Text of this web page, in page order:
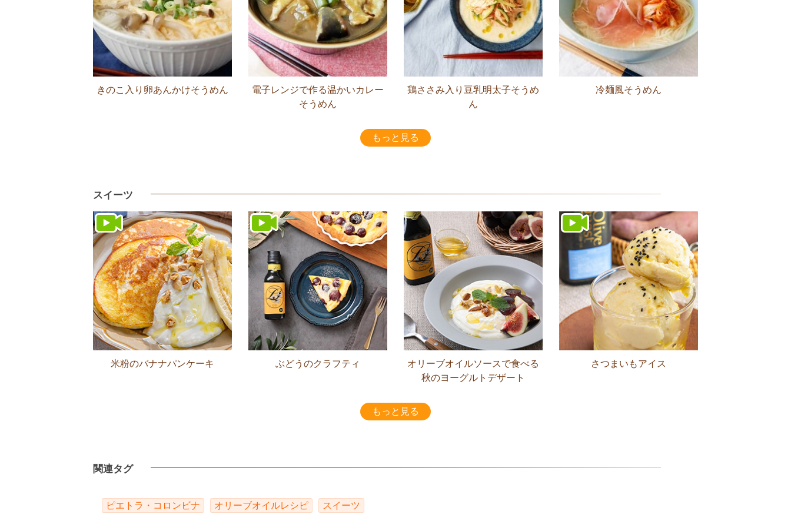
きのこ入り卵あんかけそうめん
電子レンジで作る温かいカレー
そうめん
鶏ささみ入り豆乳明太子そうめ
ん
冷麺風そうめん
もっと見る
スイーツ
米粉のバナナパンケーキ ぶどうのクラフティ
オリーブオイルソースで食べる
秋のヨーグルトデザート
さつまいもアイス
もっと見る
関連タグ
ピエトラ・コロンビナ オリーブオイルレシピ スイーツ